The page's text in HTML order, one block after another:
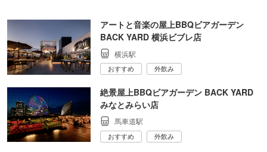
アートと音楽の屋上BBQビアガーデン
BACK YARD 横浜ビブレ店
横浜駅
おすすめ 外飲み
絶景屋上BBQビアガーデン BACK YARD
みなとみらい店
馬車道駅
おすすめ 外飲み